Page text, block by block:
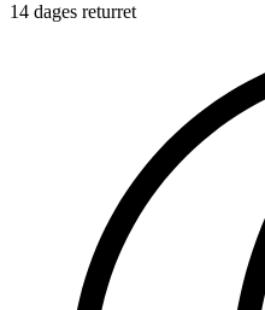
14 dages returret